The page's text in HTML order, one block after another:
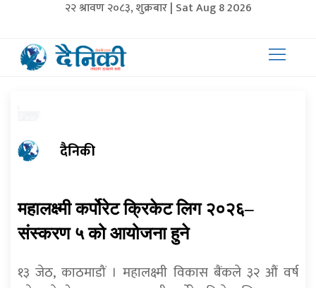
२२ श्रावण २०८३, शुक्रबार | Sat Aug 8 2026
दैनिकी
महालक्ष्मी कर्पोरेट क्रिकेट लिग २०२६–
संस्करण ५ को आयोजना हुने
१३ जेठ, काठमाडौं । महालक्ष्मी विकास बैंकले ३२ औं वर्ष